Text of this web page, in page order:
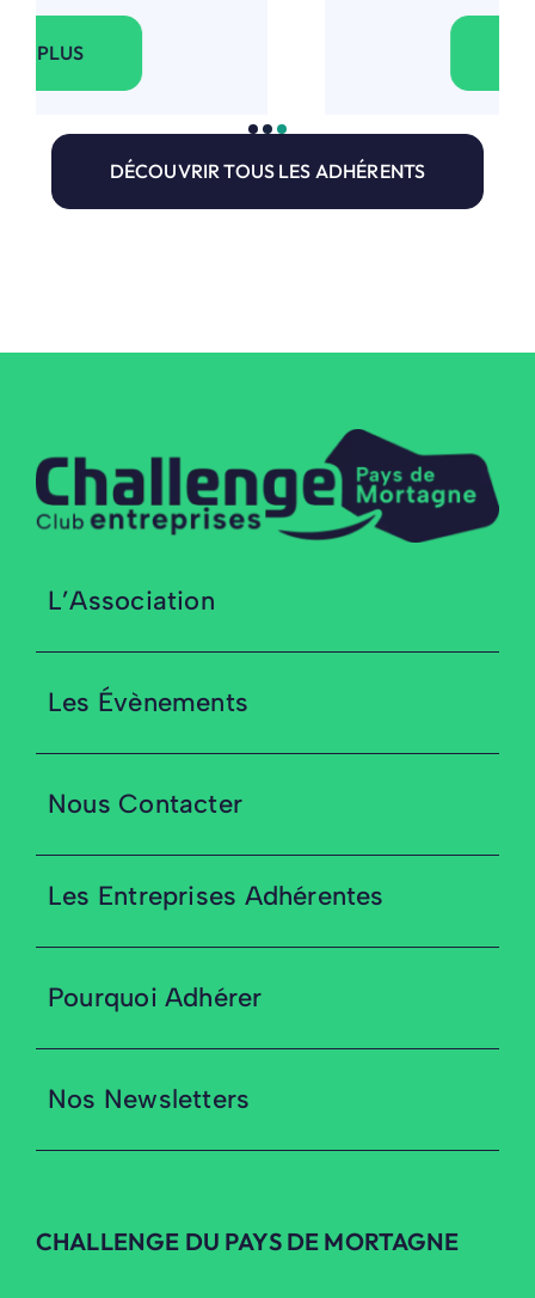
DÉCOUVRIR TOUS LES ADHÉRENTS
L’Association
Les Évènements
Nous Contacter
Les Entreprises Adhérentes
Pourquoi Adhérer
Nos Newsletters
CHALLENGE DU PAYS DE MORTAGNE